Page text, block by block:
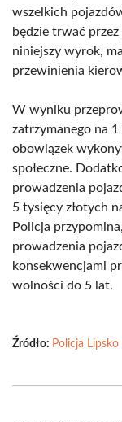
wszelkich
będzie trwać przez
niniejszy wyrok,
przewinienia
W wyniku
zatrzymanego na
obowiązek
społeczne.
prowadzenia
5 tysięcy złotych
Policja
prowadzenia
konsekwencjami
wolności do 5 lat.
Źródło: Policja Lipsko